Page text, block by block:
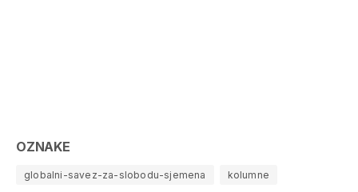
OZNAKE
globalni-savez-za-slobodu-sjemena kolumne